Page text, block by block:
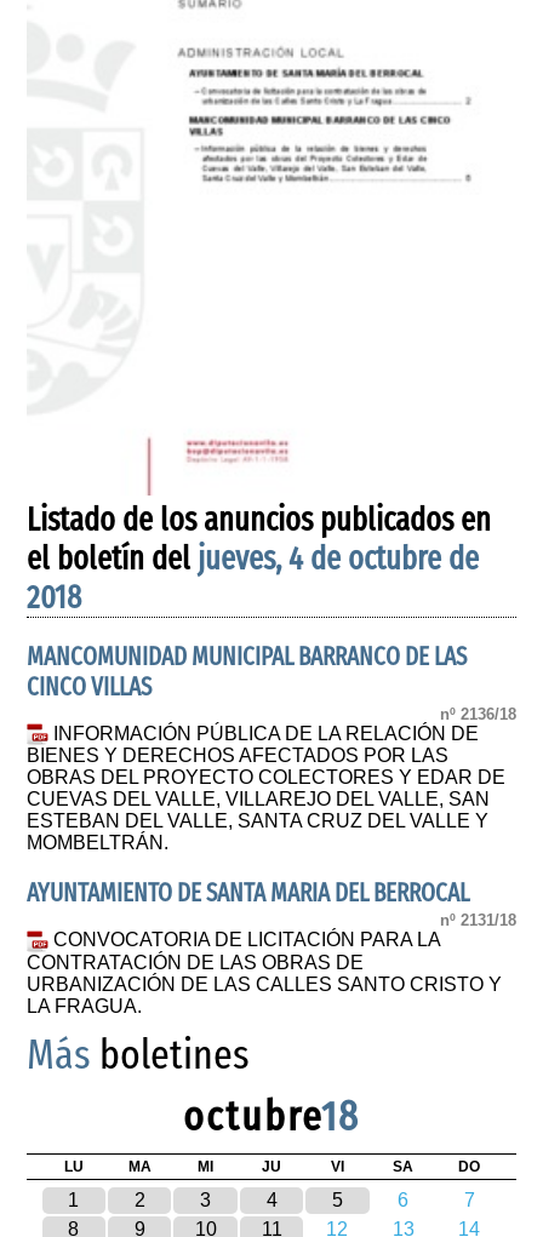
Listado de los anuncios publicados en
el boletín del jueves, 4 de octubre de
2018
MANCOMUNIDAD MUNICIPAL BARRANCO DE LAS
CINCO VILLAS
nº 2136/18
INFORMACIÓN PÚBLICA DE LA RELACIÓN DE
BIENES Y DERECHOS AFECTADOS POR LAS
OBRAS DEL PROYECTO COLECTORES Y EDAR DE
CUEVAS DEL VALLE, VILLAREJO DEL VALLE, SAN
ESTEBAN DEL VALLE, SANTA CRUZ DEL VALLE Y
MOMBELTRÁN.
AYUNTAMIENTO DE SANTA MARIA DEL BERROCAL
nº 2131/18
CONVOCATORIA DE LICITACIÓN PARA LA
CONTRATACIÓN DE LAS OBRAS DE
URBANIZACIÓN DE LAS CALLES SANTO CRISTO Y
LA FRAGUA.
Más boletines
octubre18
LU MA MI JU VI SA DO
1 2 3 4 5 6
7
8
9 10 11 12 13
14